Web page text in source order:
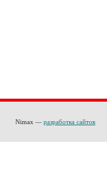
Nimax — разработка сайтов